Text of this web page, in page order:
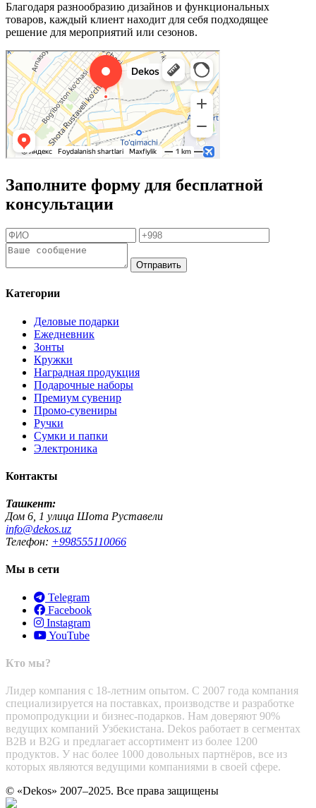
Благодаря разнообразию дизайнов и функциональных
товаров, каждый клиент находит для себя подходящее
решение для мероприятий или сезонов.
Заполните форму для бесплатной
консультации
Отправить
Категории
Деловые подарки
Ежедневник
Зонты
Кружки
Наградная продукция
Подарочные наборы
Премиум сувенир
Промо-сувениры
Ручки
Сумки и папки
Электроника
Контакты
Ташкент:
Дом 6, 1 улица Шота Руставели
info@dekos.uz
Телефон: +998555110066
Мы в сети
Telegram
Facebook
Instagram
YouTube
Кто мы?
Лидер компания с 18-летним опытом. С 2007 года компания
специализируется на поставках, производстве и разработке
промопродукции и бизнес-подарков. Нам доверяют 90%
ведущих компаний Узбекистана. Dekos работает в сегментах
B2B и B2G и предлагает ассортимент из более 1200
продуктов. У нас более 1000 довольных партнёров, все из
которых являются ведущими компаниями в своей сфере.
© «Dekos» 2007–2025. Все права защищены